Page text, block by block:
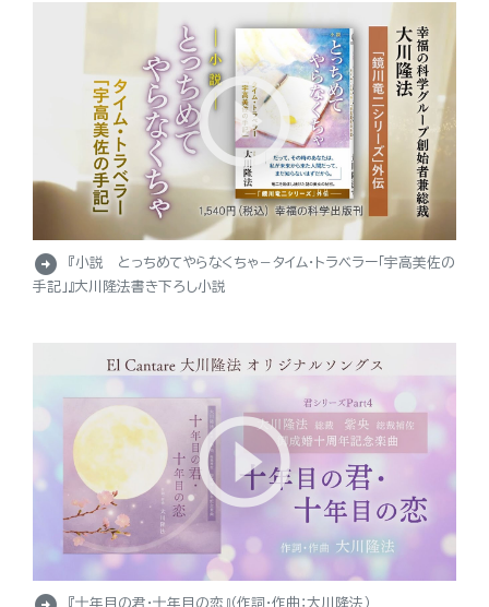
arrow_circle_right
『小説 とっちめてやらなくちゃ－タイム・トラベラー「宇高美佐の
手記」』大川隆法書き下ろし小説
『十年目の君・十年目の恋』（作詞・作曲：大川隆法）